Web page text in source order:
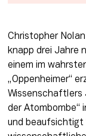
Christopher
knapp drei Jahre
einem im
„Oppenheimer“
Wissenschaftlers
der Atombombe“
und beaufsichtigt